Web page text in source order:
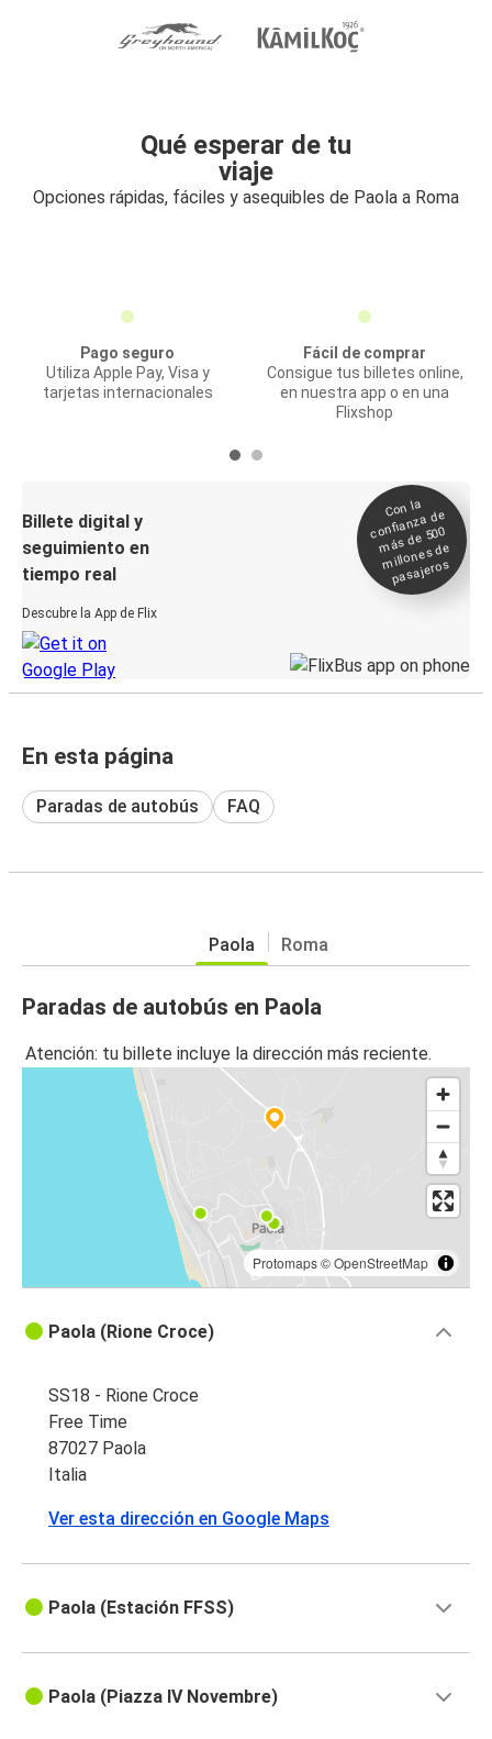
Qué esperar de tu
viaje
Opciones rápidas, fáciles y asequibles de Paola a Roma
Pago seguro
Utiliza Apple Pay, Visa y
tarjetas internacionales
Fácil de comprar
Consigue tus billetes online,
en nuestra app o en una
Flixshop
Billete digital y
seguimiento en
tiempo real
Descubre la App de Flix
Con la
confianza de
más de 500
millones de
pasajeros
En esta página
Paradas de autobús FAQ
Paola Roma
Paradas de autobús en Paola
Atención: tu billete incluye la dirección más reciente.
Protomaps©OpenStreetMap
Paola (Rione Croce)
SS18 - Rione Croce
Free Time
87027 Paola
Italia
Ver esta dirección en Google Maps
Paola (Estación FFSS)
Paola (Piazza IV Novembre)